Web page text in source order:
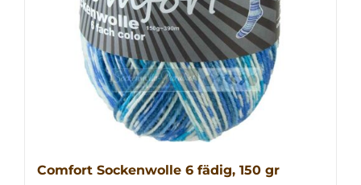
Comfort Sockenwolle 6 fädig, 150 gr